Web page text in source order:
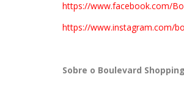
https://www.facebook.com/
https://www.instagram.com/
Sobre o Boulevard